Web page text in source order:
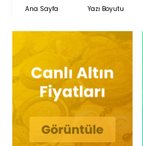
Ana Sayfa Yazı Boyutu